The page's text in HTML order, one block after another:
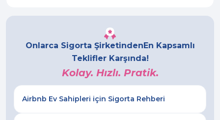
Onlarca Sigorta ŞirketindenEn Kapsamlı
Teklifler Karşında!
Kolay. Hızlı. Pratik.
Airbnb Ev Sahipleri için Sigorta Rehberi